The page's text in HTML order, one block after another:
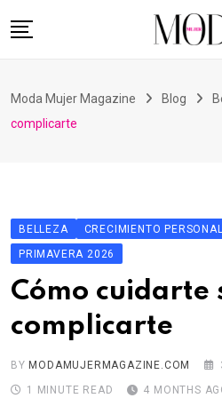
to
Nuestras Revistas
Contacto
Moda Mujer Magazine Blog
complicarte
BELLEZA CRECIMIENTO PERSONAL
PRIMAVERA 2026
Cómo cuidarte
complicarte
BY MODAMUJERMAGAZINE.COM
1 MINUTE READ
4 MONTHS